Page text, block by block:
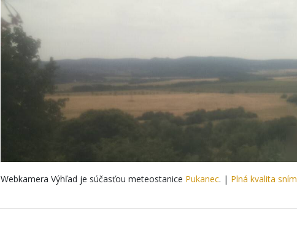
Webkamera Výhľad je súčasťou meteostanice Pukanec. | Plná kvalita